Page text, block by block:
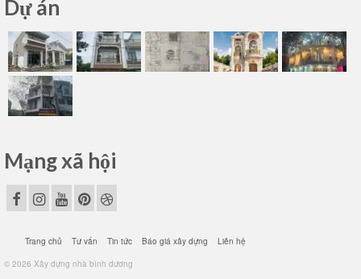
Dự án
Mạng xã hội
Trang chủ Tư vấn Tin tức Báo giá xây dựng
Liên hệ
© 2026 Xây dựng nhà bình dương